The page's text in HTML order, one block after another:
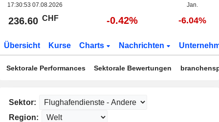
17:30:53 07.08.2026
Jan.
236.60 CHF -0.42% -6.04%
Übersicht Kurse Charts Nachrichten
Sektorale Performances Sektorale Bewertungen
Sektor:
Region: